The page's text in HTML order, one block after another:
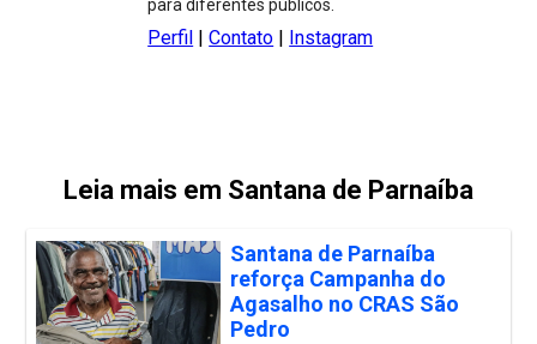
para diferentes públicos.
Perfil |Contato | Instagram
Leia mais em Santana de Parnaíba
Santana de Parnaíba
reforça Campanha do
Agasalho no CRAS São
Pedro